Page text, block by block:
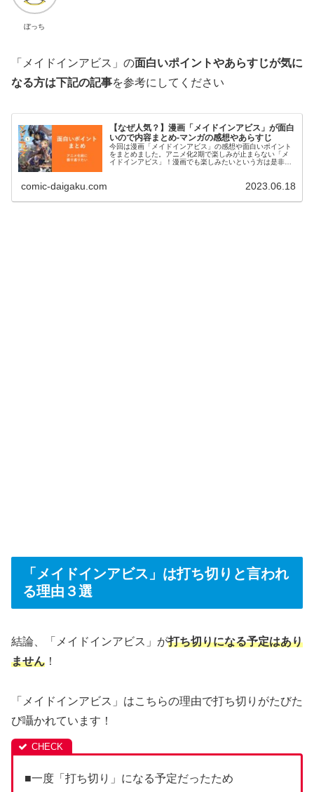
ぼっち
「メイドインアビス」の面白いポイントやあらすじが気に
なる方は下記の記事を参考にしてください
【なぜ人気？】漫画「メイドインアビス」が面白
いので内容まとめ-マンガの感想やあらすじ
今回は漫画「メイドインアビス」の感想や面白いポイント
をまとめました。アニメ化2期で楽しみが止まらない「メ
イドインアビス」！漫画でも楽しみたいという方は是非こ
comic-daigaku.com 2023.06.18
「メイドインアビス」は打ち切りと言われ
る理由３選
結論、「メイドインアビス」が打ち切りになる予定はあり
ません ！
「メイドインアビス」はこちらの理由で打ち切りがたびた
び囁かれています！
■一度「打ち切り」になる予定だったため